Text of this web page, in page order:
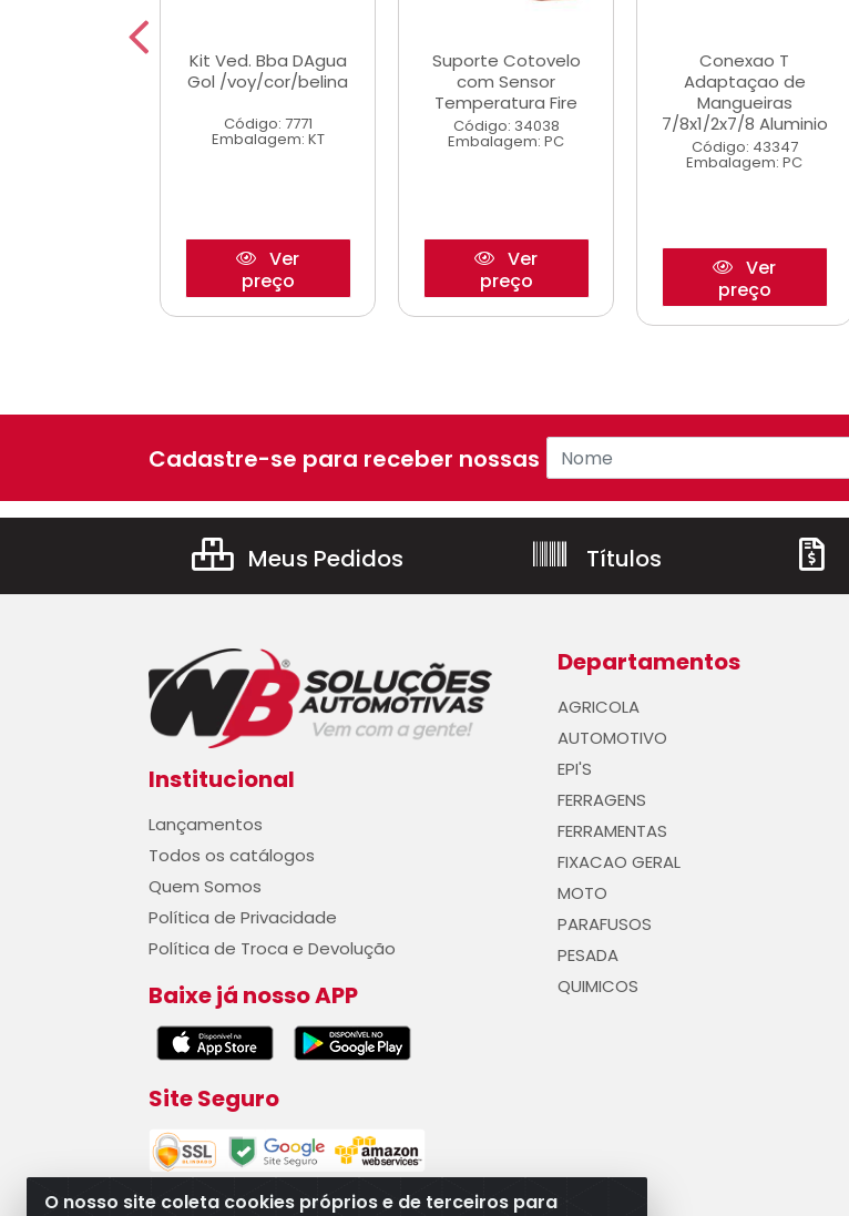
Kit Ved. Bba DAgua
Gol /voy/cor/belina
Código: 7771
Embalagem: KT
Ver
preço
Suporte Cotovelo
com Sensor
Temperatura Fire
Código: 34038
Embalagem: PC
Ver
preço
Conexao T
Adaptaçao de
Mangueiras
7/8x1/2x7/8 Aluminio
Código: 43347
Embalagem: PC
Ver
preço
O nosso site coleta cookies próprios e de terceiros para
Cadastre-se para receber nossas ofertas!
Meus Pedidos Títulos
Institucional
Lançamentos
Todos os catálogos
Quem Somos
Política de Privacidade
Política de Troca e Devolução
Baixe já nosso APP
Site Seguro
Departamentos
AGRICOLA
AUTOMOTIVO
EPI'S
FERRAGENS
FERRAMENTAS
FIXACAO GERAL
MOTO
PARAFUSOS
PESADA
QUIMICOS